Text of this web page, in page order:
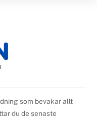
som bevakar allt
du de senaste